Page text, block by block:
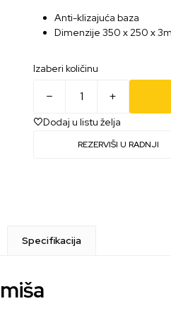
Anti-klizajuća baza
Dimenzije 350 x 250 x
Izaberi količinu
Dodaj u listu želja
REZERVIŠI U RADNJI
Specifikacija